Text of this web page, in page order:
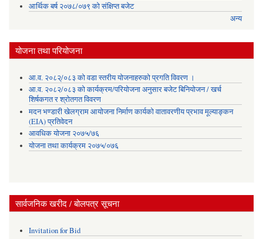
आर्थिक बर्ष २०७८/०७९ को संक्षिप्त बजेट
अन्य
योजना तथा परियोजना
आ.व. २०८२्/०८३ को वडा स्तरीय योजनाहरुको प्रगति विवरण ।
आ.व. २०८२/०८३ को कार्यक्रम/परियोजना अनुसार बजेट बिनियोजन / खर्च
शिर्षकगत र श्रोतगत विवरण
मदन भण्डारी खेलग्राम आयोजना निर्माण कार्यको वातावरणीय प्रभाव मूल्याङ्कन
(EIA) प्रतिवेदन
आवधिक योजना २०७५/७६
योजना तथा कार्यक्रम २०७५/०७६
सार्वजनिक खरीद / बोलपत्र सूचना
Invitation for Bid